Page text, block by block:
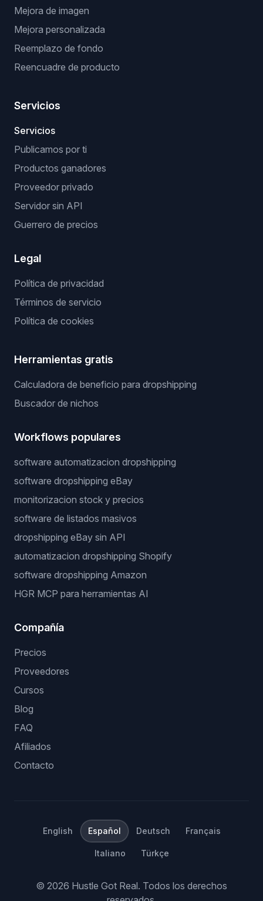
Mejora de imagen
Mejora personalizada
Reemplazo de fondo
Reencuadre de producto
Servicios
Servicios
Publicamos por ti
Productos ganadores
Proveedor privado
Servidor sin API
Guerrero de precios
Legal
Política de privacidad
Términos de servicio
Política de cookies
Herramientas gratis
Calculadora de beneficio para dropshipping
Buscador de nichos
Workflows populares
software automatizacion dropshipping
software dropshipping eBay
monitorizacion stock y precios
software de listados masivos
dropshipping eBay sin API
automatizacion dropshipping Shopify
software dropshipping Amazon
HGR MCP para herramientas AI
Compañía
Precios
Proveedores
Cursos
Blog
FAQ
Afiliados
Contacto
English Español Deutsch Français
Italiano Türkçe
© 2026 Hustle Got Real. Todos los derechos